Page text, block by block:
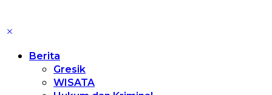
Berita
Gresik
WISATA